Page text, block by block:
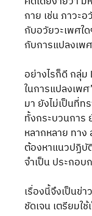
กาย เช่น ภาว
กับอวัยวะเพศใ
กับการแปลงเพ
อย่างไรก็ดี กลุ่
ในการแปลงเพ
มา ยังไม่เป็นที่
ทั้งกระบวนการ
หลากหลาย ทา
ต้องหาแนวปฏิบั
จำเป็น ประกอ
เรื่องนี้จึงเป็นข่
ชัดเจน เตรียมใ